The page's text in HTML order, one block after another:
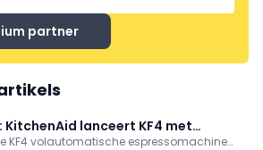
partner
KitchenAid lanceert KF4 met
KF4 volautomatische espressomachine